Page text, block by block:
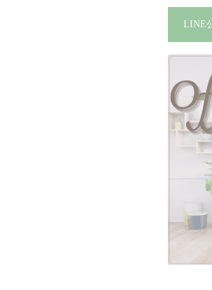
LINE